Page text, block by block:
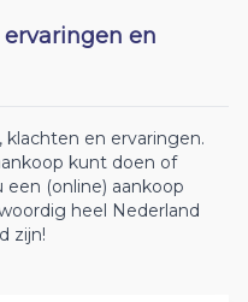
en
klachten en ervaringen.
kunt doen of
(online) aankoop
heel Nederland
zijn!